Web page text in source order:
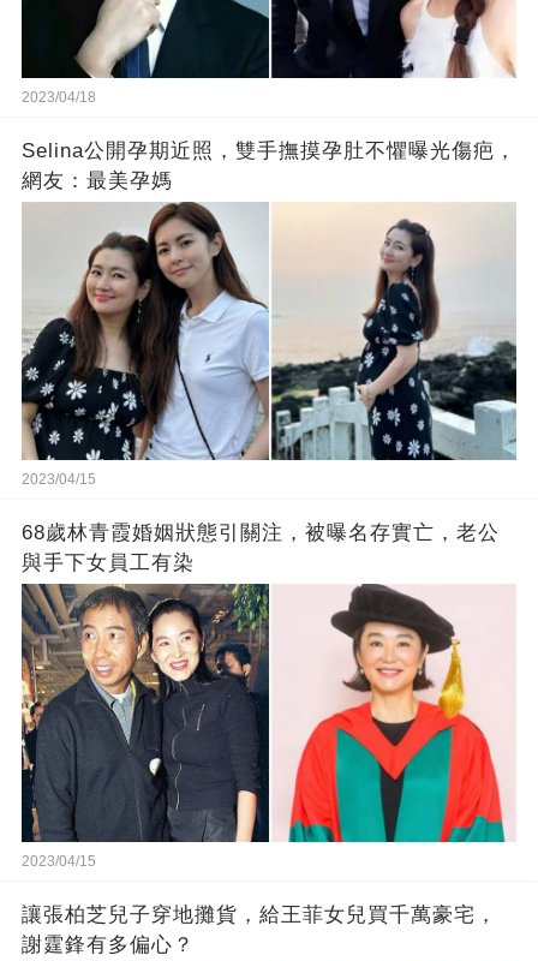
2023/04/18
Selina公開孕期近照，雙手撫摸孕肚不懼曝光傷疤，
網友：最美孕媽
2023/04/15
68歲林青霞婚姻狀態引關注，被曝名存實亡，老公
與手下女員工有染
2023/04/15
讓張柏芝兒子穿地攤貨，給王菲女兒買千萬豪宅，
謝霆鋒有多偏心？